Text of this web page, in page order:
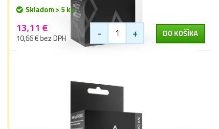
Skladom > 5 ks
13,11 €
10,66 € bez DPH - + DO KOŠÍKA